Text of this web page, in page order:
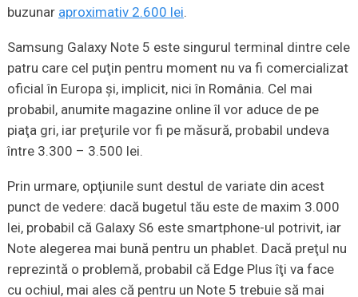
buzunar aproximativ 2.600 lei.
Samsung Galaxy Note 5 este singurul terminal dintre cele
patru care cel puţin pentru moment nu va fi comercializat
oficial în Europa şi, implicit, nici în România. Cel mai
probabil, anumite magazine online îl vor aduce de pe
piaţa gri, iar preţurile vor fi pe măsură, probabil undeva
între 3.300 – 3.500 lei.
Prin urmare, opţiunile sunt destul de variate din acest
punct de vedere: dacă bugetul tău este de maxim 3.000
lei, probabil că Galaxy S6 este smartphone-ul potrivit, iar
Note alegerea mai bună pentru un phablet. Dacă preţul nu
reprezintă o problemă, probabil că Edge Plus îţi va face
cu ochiul, mai ales că pentru un Note 5 trebuie să mai